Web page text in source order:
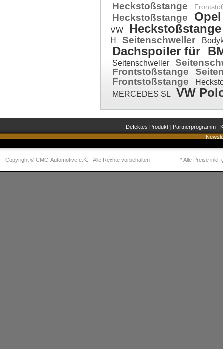
Heckstoßstange
Heckstoßstange
VW
H Seitenschweller
Dachspoiler für
Seitenschweller
Frontstoßstange
Frontstoßstange
MERCEDES SL
VW
Defektes Produkt | Partnerprogramm |
Copyright © CMC-Automotive e.K. - Alle Rechte vorbehalten * Alle Preise